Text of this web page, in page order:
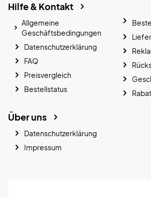
Hilfe & Kontakt
Allgemeine
Geschäftsbedingungen
Datenschutzerklärung
FAQ
Preisvergleich
Bestellstatus
Über uns
Datenschutzerklärung
Impressum